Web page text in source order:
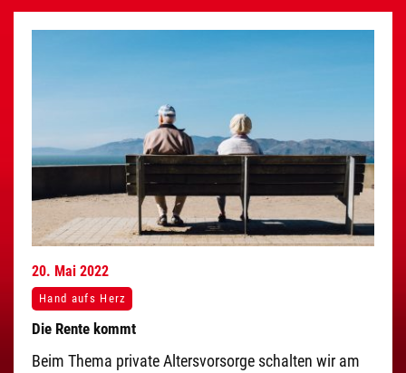
20. Mai 2022
Hand aufs Herz
Die Rente kommt
Beim Thema private Altersvorsorge schalten wir am